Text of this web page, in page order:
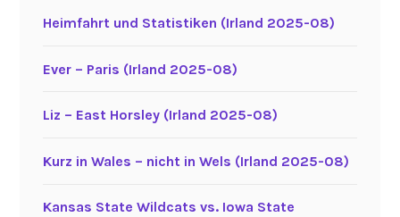
Heimfahrt und Statistiken (Irland 2025-08)
Ever – Paris (Irland 2025-08)
Liz – East Horsley (Irland 2025-08)
Kurz in Wales – nicht in Wels (Irland 2025-08)
Kansas State Wildcats vs. Iowa State